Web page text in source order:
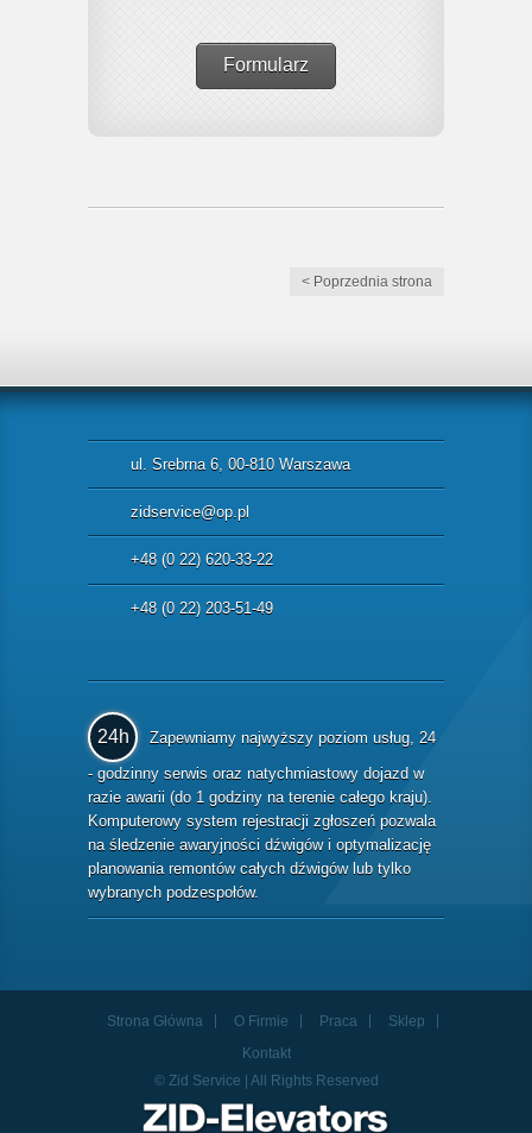
Formularz
< Poprzednia strona
ul. Srebrna 6, 00-810 Warszawa
zidservice@op.pl
+48 (0 22) 620-33-22
+48 (0 22) 203-51-49
24h
Zapewniamy najwyższy poziom usług, 24
- godzinny serwis oraz natychmiastowy dojazd w
razie awarii (do 1 godziny na terenie całego kraju).
Komputerowy system rejestracji zgłoszeń pozwala
na śledzenie awaryjności dźwigów i optymalizację
planowania remontów całych dźwigów lub tylko
wybranych podzespołów.
Strona Główna O Firmie Praca
Sklep
Kontakt
© Zid Service | All Rights Reserved